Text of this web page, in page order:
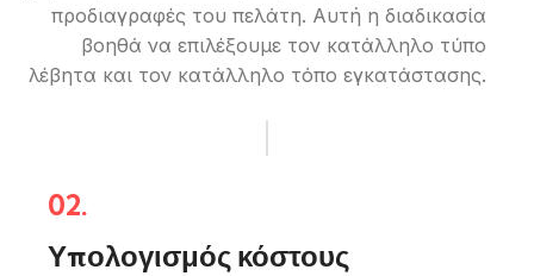
προδιαγραφές του πελάτη. Αυτή η διαδικασία
βοηθά να επιλέξουμε τον κατάλληλο τύπο
λέβητα και τον κατάλληλο τόπο εγκατάστασης.
02.
Υπολογισμός κόστους